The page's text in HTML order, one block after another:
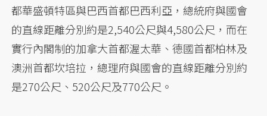
都華盛頓特區與巴西首都巴西利亞，總統府與國會
的直線距離分別約是2,540公尺與4,580公尺，而在
實行內閣制的加拿大首都渥太華、德國首都柏林及
澳洲首都坎培拉，總理府與國會的直線距離分別約
是270公尺、520公尺及770公尺。